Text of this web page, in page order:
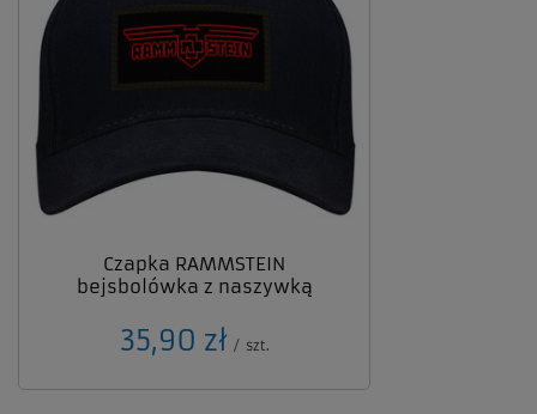
Czapka RAMMSTEIN
bejsbolówka z naszywką
35,90 zł / szt.